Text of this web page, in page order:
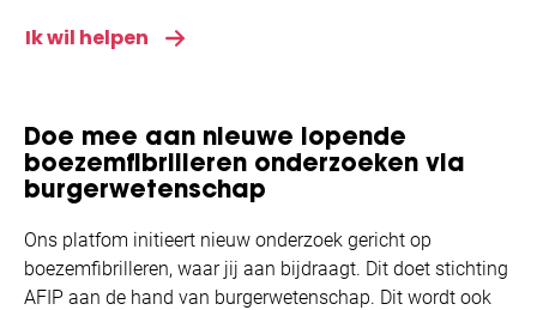
Ik wil helpen
Doe mee aan nieuwe lopende
boezemfibrilleren onderzoeken via
burgerwetenschap
Ons platfom initieert nieuw onderzoek gericht op
boezemfibrilleren, waar jij aan bijdraagt. Dit doet stichting
AFIP aan de hand van burgerwetenschap. Dit wordt ook